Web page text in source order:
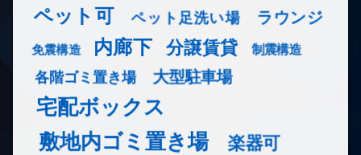
ペット可 ペット足洗い場 ラウンジ
免震構造 内廊下 分譲賃貸 制震構造
各階ゴミ置き場 大型駐車場
宅配ボックス
敷地内ゴミ置き場
楽器可